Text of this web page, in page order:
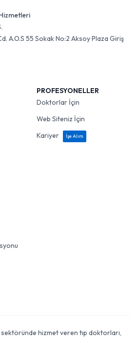
A.O.S 55 Sokak No:2 Aksoy Plaza Giriş
PROFESYONELLER
Doktorlar İçin
Web Siteniz İçin
Kariyer
İşe Alım
hizmet veren tıp doktorları,